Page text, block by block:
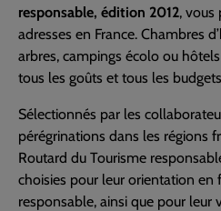
responsable, édition 2012, vous
adresses en France. Chambres
arbres, campings écolo ou
tous les goûts et tous les
Sélectionnés par les
pérégrinations dans les régions
Routard du Tourisme
choisies pour leur orientation en
responsable, ainsi que pour leur